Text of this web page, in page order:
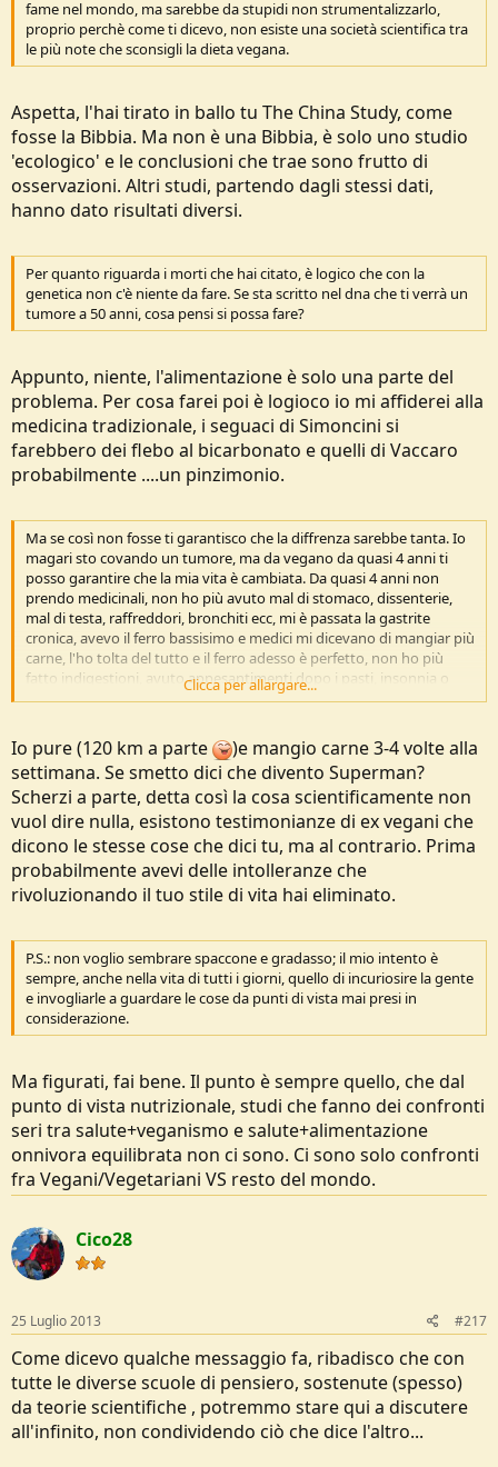
fame nel mondo, ma sarebbe da stupidi non strumentalizzarlo,
proprio perchè come ti dicevo, non esiste una società scientifica tra
le più note che sconsigli la dieta vegana.
Aspetta, l'hai tirato in ballo tu The China Study, come
fosse la Bibbia. Ma non è una Bibbia, è solo uno studio
'ecologico' e le conclusioni che trae sono frutto di
osservazioni. Altri studi, partendo dagli stessi dati,
hanno dato risultati diversi.
Per quanto riguarda i morti che hai citato, è logico che con la
genetica non c'è niente da fare. Se sta scritto nel dna che ti verrà un
tumore a 50 anni, cosa pensi si possa fare?
Appunto, niente, l'alimentazione è solo una parte del
problema. Per cosa farei poi è logioco io mi affiderei alla
medicina tradizionale, i seguaci di Simoncini si
farebbero dei flebo al bicarbonato e quelli di Vaccaro
probabilmente ....un pinzimonio.
Ma se così non fosse ti garantisco che la diffrenza sarebbe tanta. Io
magari sto covando un tumore, ma da vegano da quasi 4 anni ti
posso garantire che la mia vita è cambiata. Da quasi 4 anni non
prendo medicinali, non ho più avuto mal di stomaco, dissenterie,
mal di testa, raffreddori, bronchiti ecc, mi è passata la gastrite
cronica, avevo il ferro bassisimo e medici mi dicevano di mangiar più
carne, l'ho tolta del tutto e il ferro adesso è perfetto, non ho più
fatto indigestioni, avuto appesantimenti dopo i pasti, insonnia o
sudorazioni per cattive digestioni notturne, mi stanco molto meno
non ho alcun tipo di carenza e anzi, quelle che erano un po' cosi'
cosi' si sono sistemate, e se mi vengono in mente altre cose ve le
diro'
Clicca per allargare...
Io pure (120 km a parte
)e mangio carne 3-4 volte alla
settimana. Se smetto dici che divento Superman?
Scherzi a parte, detta così la cosa scientificamente non
vuol dire nulla, esistono testimonianze di ex vegani che
dicono le stesse cose che dici tu, ma al contrario. Prima
probabilmente avevi delle intolleranze che
rivoluzionando il tuo stile di vita hai eliminato.
P.S.: non voglio sembrare spaccone e gradasso; il mio intento è
sempre, anche nella vita di tutti i giorni, quello di incuriosire la gente
e invogliarle a guardare le cose da punti di vista mai presi in
considerazione.
Ma figurati, fai bene. Il punto è sempre quello, che dal
punto di vista nutrizionale, studi che fanno dei confronti
seri tra salute+veganismo e salute+alimentazione
onnivora equilibrata non ci sono. Ci sono solo confronti
fra Vegani/Vegetariani VS resto del mondo.
Cico28
25 Luglio 2013 #217
Come dicevo qualche messaggio fa, ribadisco che con
tutte le diverse scuole di pensiero, sostenute (spesso)
da teorie scientifiche , potremmo stare qui a discutere
all'infinito, non condividendo ciò che dice l'altro...